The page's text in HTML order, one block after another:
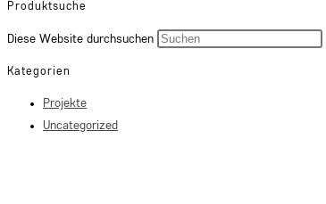
Produktsuche
Diese Website durchsuchen
Kategorien
Projekte
Uncategorized